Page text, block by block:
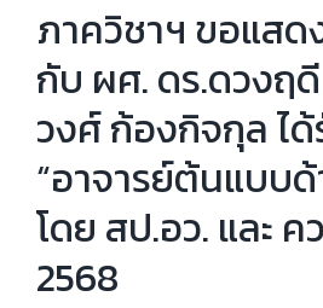
ภาควิชาฯ ขอแส
กับ ผศ. ดร.ดวงฤ
วงศ์ ก้องกิจกุล ไ
“อาจารย์ต้นแบบ
โดย สป.อว. และ ค
2568